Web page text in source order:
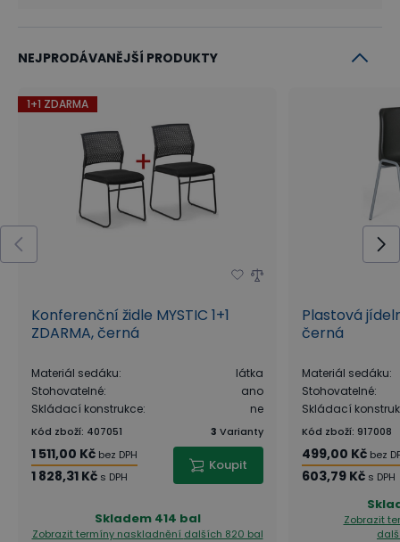
NEJPRODÁVANĚJŠÍ PRODUKTY
1+1 ZDARMA
Konferenční židle MYSTIC 1+1
ZDARMA, černá
Materiál sedáku:
látka
Stohovatelné:
ano
Skládací konstrukce: ne
Kód zboží: 407051 3 Varianty
1 511,00 Kč bez DPH
1 828,31 Kč s DPH
Koupit
Skladem 414 bal
Zobrazit termíny naskladnění dalších 820 bal
Plastová
černá
Materiál sedáku:
Stohovatelné:
Skládací
Kód zboží: 917008
499,00 Kč bez
603,79 Kč s DPH
Zobrazit